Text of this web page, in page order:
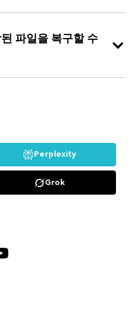
파일을 복구할 수
Perplexity
Grok